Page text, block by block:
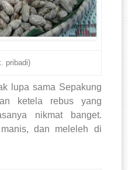
pribadi)
lupa sama Sepakung
ketela rebus yang
nikmat banget.
dan meleleh di